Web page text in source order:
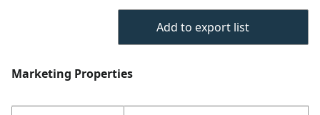
Add to export list
Marketing Properties